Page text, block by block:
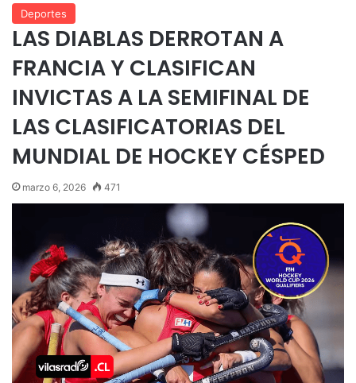
Deportes
LAS DIABLAS DERROTAN A
FRANCIA Y CLASIFICAN
INVICTAS A LA SEMIFINAL DE
LAS CLASIFICATORIAS DEL
MUNDIAL DE HOCKEY CÉSPED
marzo 6, 2026 471